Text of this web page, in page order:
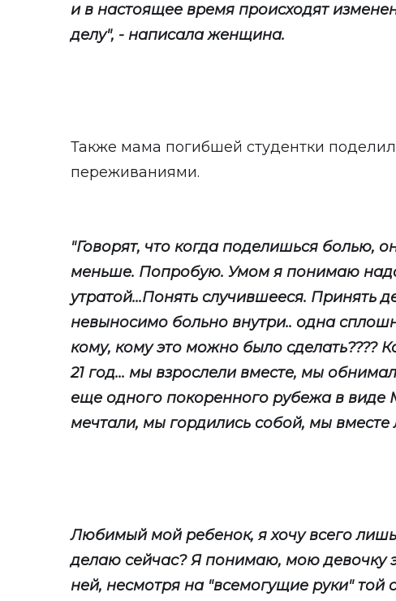
и в настоящее время происходят
делу", - написала женщина.
Также мама погибшей студентки
переживаниями.
"Говорят, что когда поделишься болью,
меньше. Попробую. Умом я понимаю
утратой...Понять случившееся. Принять
невыносимо больно внутри.. одна
кому, кому это можно было сделать????
21 год... мы взрослели вместе, мы
еще одного покоренного рубежа в
мечтали, мы гордились собой, мы
Любимый мой ребенок, я хочу всего
делаю сейчас? Я понимаю, мою девочку
ней, несмотря на "всемогущие руки" той